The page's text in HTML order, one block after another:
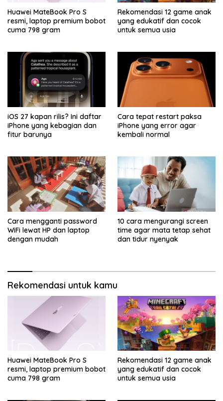
Huawei MateBook Pro S
resmi, laptop premium bobot
cuma 798 gram
Rekomendasi 12 game anak
yang edukatif dan cocok
untuk semua usia
iOS 27 kapan rilis? Ini daftar
iPhone yang kebagian dan
fitur barunya
Cara tepat restart paksa
iPhone yang error agar
kembali normal
Cara mengganti password
WiFi lewat HP dan laptop
dengan mudah
10 cara mengurangi screen
time agar mata tetap sehat
dan tidur nyenyak
Rekomendasi untuk kamu
Huawei MateBook Pro S
resmi, laptop premium bobot
cuma 798 gram
Rekomendasi 12 game anak
yang edukatif dan cocok
untuk semua usia